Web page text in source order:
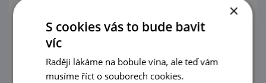
prohlídku už z velké dálky. Však zde nocoval
prohlédnout
×
S cookies vás to bude bavit
víc
Raději lákáme na bobule vína, ale teď vám
musíme říct o souborech cookies.